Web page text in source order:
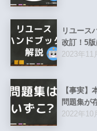
リユース
改訂！5
2023年11
【事実
問題集が
2022年10